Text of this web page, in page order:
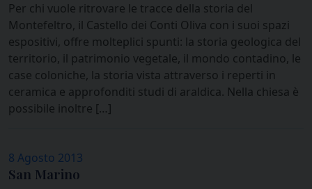
Per chi vuole ritrovare le tracce della storia del
Montefeltro, il Castello dei Conti Oliva con i suoi spazi
espositivi, offre molteplici spunti: la storia geologica del
territorio, il patrimonio vegetale, il mondo contadino, le
case coloniche, la storia vista attraverso i reperti in
ceramica e approfonditi studi di araldica. Nella chiesa è
possibile inoltre […]
8 Agosto 2013
San Marino